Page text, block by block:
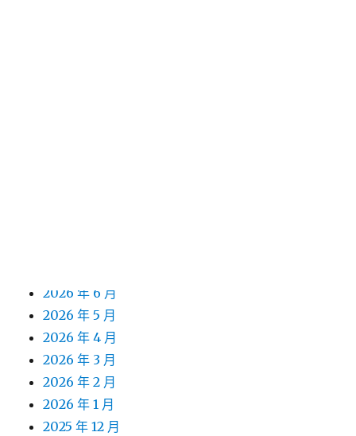
2026 年 6 月
2026 年 5 月
2026 年 4 月
2026 年 3 月
2026 年 2 月
2026 年 1 月
2025 年 12 月